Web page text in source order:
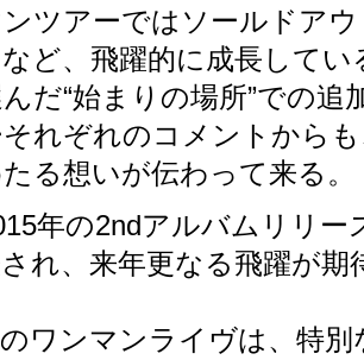
ツアーではソールドア
ど、飛躍的に成長して
だ“始まりの場所”での追
それぞれのコメントから
る想いが伝わって来る。
年の2ndアルバムリリー
れ、来年更なる飛躍が期
ワンマンライヴは、特別